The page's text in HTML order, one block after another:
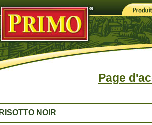
Page
RISOTTO NOIR